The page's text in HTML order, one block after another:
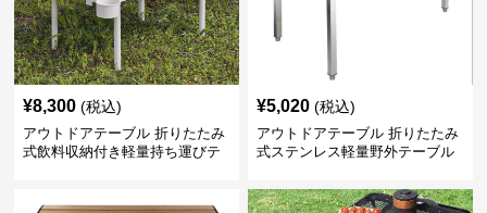
¥8,300 (税込)
アウトドアテーブル 折りたたみ
式飲料収納付き軽量持ち運びテ
¥5,020 (税込)
アウトドアテーブル 折りたたみ
式ステンレス軽量野外テーブル